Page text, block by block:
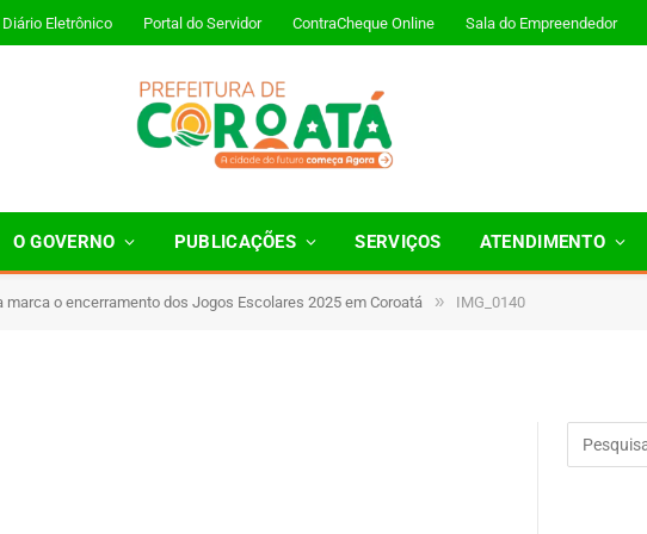
Diário Eletrônico Portal do Servidor ContraCheque Online Sala do Empreendedor
O GOVERNO PUBLICAÇÕES SERVIÇOS ATENDIMENTO
marca o encerramento dos Jogos Escolares 2025 em Coroatá » IMG_0140